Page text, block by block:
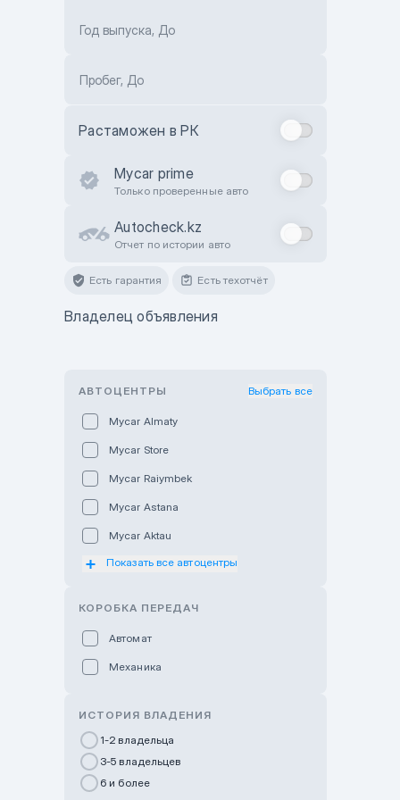
Год выпуска, До
Пробег, До
Растаможен в РК
Mycar prime
Только проверенные авто
Autocheck.kz
Отчет по истории авто
Есть гарантия Есть техотчёт
Владелец объявления
АВТОЦЕНТРЫ Выбрать все
Mycar Almaty
Mycar Store
Mycar Raiymbek
Mycar Astana
Mycar Aktau
Mycar Uralsk
GWM Nurly Zhol
Chery Astana
Показать все автоцентры
КОРОБКА ПЕРЕДАЧ
Автомат
Механика
ИСТОРИЯ ВЛАДЕНИЯ
1-2 владельца
3-5 владельцев
6 и более